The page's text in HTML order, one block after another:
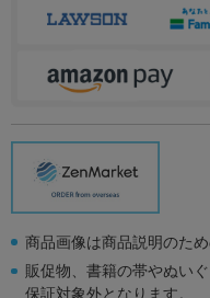
商品画像は商品説明のた
販促物、書籍の帯やぬい
保証対象外となります。